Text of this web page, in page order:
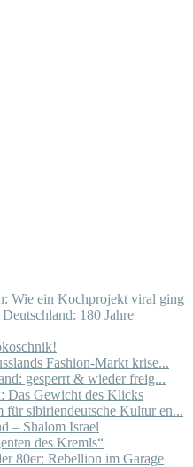
Wie ein Kochprojekt viral ging
180 Jahre
Fashion-Markt krise...
gesperrt & wieder freig...
Das Gewicht des Klicks
für sibiriendeutsche Kultur en...
– Shalom Israel
des Kremls“
80er: Rebellion im Garage